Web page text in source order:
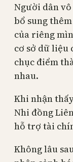
Người dân
bổ sung
của riêng
cơ sở dữ liệu
chục điểm
nhau.
Khi nhận
Nhi đồng
hỗ trợ tài
Không lâu